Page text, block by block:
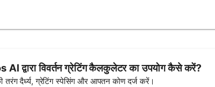
AI द्वारा विवर्तन ग्रेटिंग कैलकुलेटर का उपयोग कैसे करें?
दैर्ध्य, ग्रेटिंग स्पेसिंग और आपतन कोण दर्ज करें।